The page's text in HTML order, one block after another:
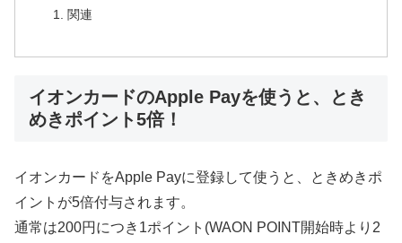
関連
イオンカードのApple Payを使うと、とき
めきポイント5倍！
イオンカードをApple Payに登録して使うと、ときめきポ
イントが5倍付与されます。
通常は200円につき1ポイント(WAON POINT開始時より2